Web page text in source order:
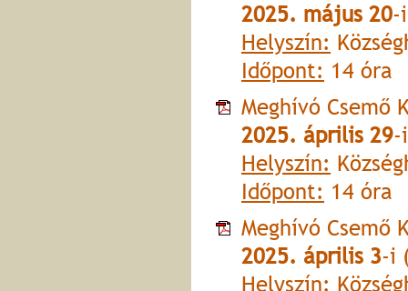
2025. május 20-
Helyszín:
Időpont: 14 óra
Meghívó Csemő
2025. április 29-
Helyszín:
Időpont: 14 óra
Meghívó Csemő
2025. április 3-i
Helyszín: